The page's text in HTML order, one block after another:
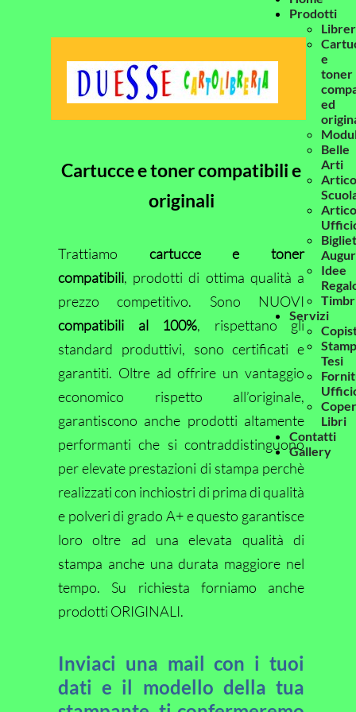
Cartucce e toner compatibili e
originali
Trattiamo cartucce e toner
compatibili, prodotti di ottima qualità a
prezzo competitivo. Sono NUOVI
compatibili al 100%, rispettano gli
standard produttivi, sono certificati e
garantiti. Oltre ad offrire un vantaggio
economico rispetto all’originale,
garantiscono anche prodotti altamente
performanti che si contraddistinguono
per elevate prestazioni di stampa perchè
realizzati con inchiostri di prima di qualità
e polveri di grado A+ e questo garantisce
loro oltre ad una elevata qualità di
stampa anche una durata maggiore nel
tempo. Su richiesta forniamo anche
prodotti ORIGINALI.
Prodotti
e
toner
ed
Belle
Arti
Idee
Servizi
Tesi
Libri
Contatti
Gallery
Inviaci una mail con i tuoi
dati e il modello della tua